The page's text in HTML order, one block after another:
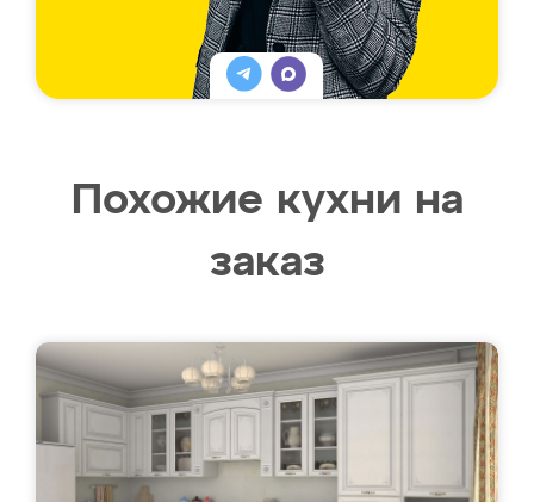
Похожие кухни на
заказ